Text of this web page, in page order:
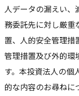
人データの漏えい
務委託先に対し厳
置、人的安全管理措
管理措置及び外的環
す。本投資法人の個
的な内容のお尋ねに